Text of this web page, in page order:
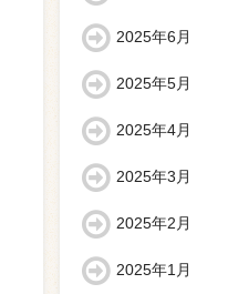
2025年6月
2025年5月
2025年4月
2025年3月
2025年2月
2025年1月